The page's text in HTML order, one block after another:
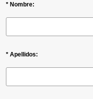
* Nombre:
* Apellidos: